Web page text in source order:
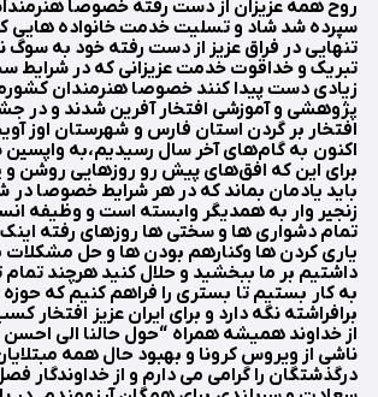
سپرده شد شاد و تسلیت خدمت خانواده هایی
تنهایی در فراق عزیز از دست رفته خود به
تبریک و خداقوت خدمت عزیزانی که در
زیادی دست پیدا کنند خصوصا هنرمندان
پژوهشی و آموزشی افتخار آفرین شدند و در
افتخار بر گردن استان فارس و شهرستان اوز
اکنون به گام‌های آخر سال رسیدیم،به
برای این که افق‌های پیش‌ رو روزهایی روشن و
باید یادمان بماند که در هر شرایط خصوصا در
زنجیر وار به همدیگر وابسته است و وظیفه
تمام دشواری ها و سختی ها روزهای رفته
یاری کردن ها وکنارهم بودن ها و حل مشکلات
داشتیم بر ما ببخشید و حلال کنید هرچند
به کار بستیم تا بستری را فراهم کنیم که حوزه
برافراشته نگه دارد و برای ایران عزیز افتخار
از خداوند همیشه همراه “حول حالنا الی
ناشی از ویروس کرونا و بهبود حال همه
درگذشتگان را گرامی می دارم و از خداوندگار